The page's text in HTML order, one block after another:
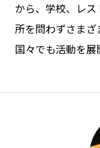
から、学校、レ
所を問わずさまざ
国々でも活動を展